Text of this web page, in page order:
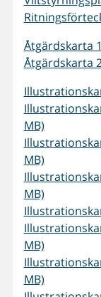
Åtgärdskarta
Åtgärdskarta
MB)
MB)
MB)
MB)
MB)